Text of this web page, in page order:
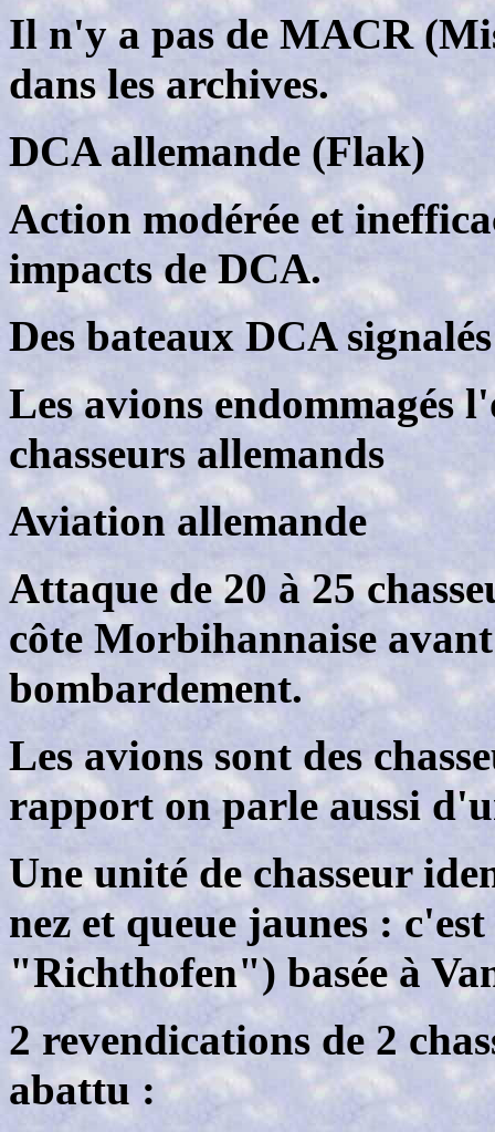
Il n'y a pas de MACR
dans les archives.
DCA allemande (Flak)
Action modérée et
impacts de DCA.
Des bateaux DCA
Les avions endommagés
chasseurs allemands
Aviation allemande
Attaque de 20 à 25
côte Morbihannaise
bombardement.
Les avions sont des
rapport on parle aussi
Une unité de chasseur
nez et queue jaunes :
"Richthofen") basée à
2 revendications de 2
abattu :